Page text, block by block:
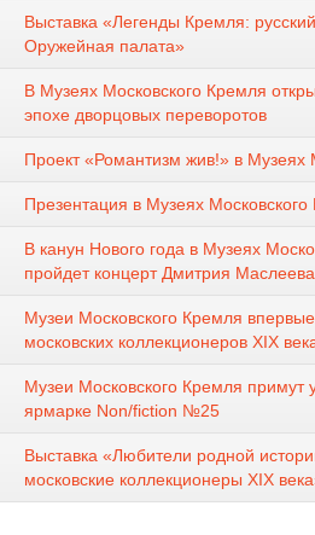
Выставка «Легенды Кремля:
Оружейная палата»
В Музеях Московского Кремля
эпохе дворцовых переворотов
Проект «Романтизм жив!» в Музеях
Презентация в Музеях
В канун Нового года в Музеях
пройдет концерт Дмитрия Маслеева
Музеи Московского Кремля
московских коллекционеров XIX
Музеи Московского Кремля примут
ярмарке Non/fiction №25
Выставка «Любители родной
московские коллекционеры XIX